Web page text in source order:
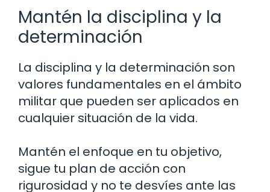
Mantén la disciplina y la
determinación
La disciplina y la determinación son
valores fundamentales en el ámbito
militar que pueden ser aplicados en
cualquier situación de la vida.
Mantén el enfoque en tu objetivo,
sigue tu plan de acción con
rigurosidad y no te desvíes ante las